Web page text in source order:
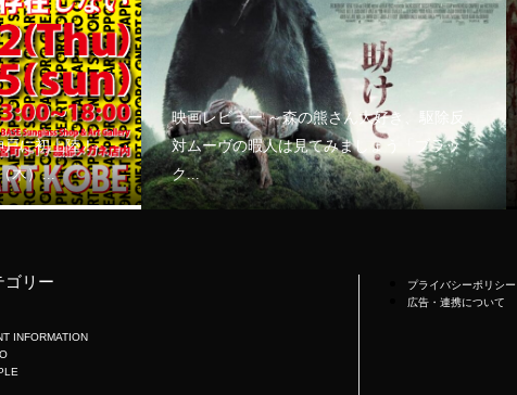
に初上陸！
木）...
映画レビュー ～森の熊さん大好き、駆除反
対ムーヴの暇人は見てみましょう「ブラッ
ク...
ゴリー
INFORMATION
プライバシーポリシー
広告・連携について